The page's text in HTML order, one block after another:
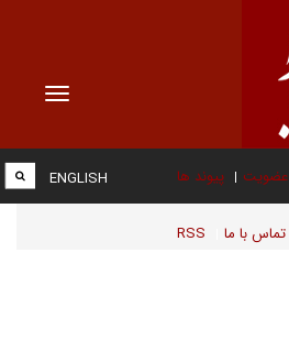
Toggle
عضویت پیوند ها
تماس با ما RSS
ENGLISH